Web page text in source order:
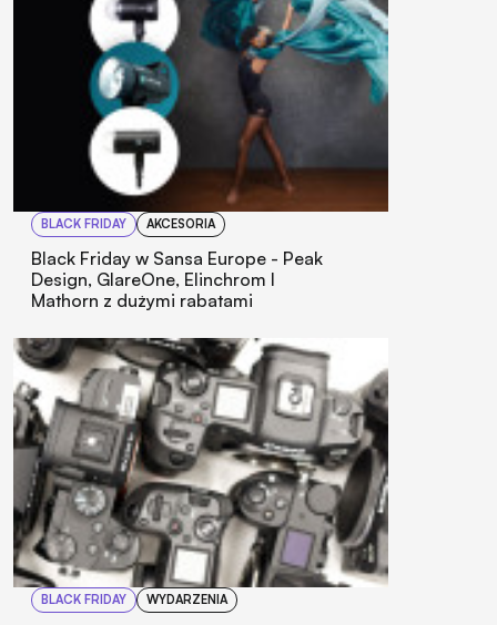
BLACK FRIDAY AKCESORIA
Black Friday w Sansa Europe - Peak
Design, GlareOne, Elinchrom I
Mathorn z dużymi rabatami
BLACK FRIDAY WYDARZENIA